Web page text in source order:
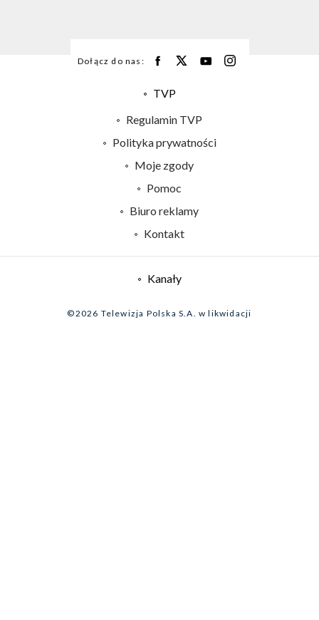
Dołącz do nas:
TVP
Centrum informacji TVP
Naziemna Telewizja Cyfrowa
System NOS
Biuro Reklamy
Regulamin TVP
Polityka prywatności
Moje zgody
Pomoc
Biuro reklamy
Kontakt
Kanały
©2026 Telewizja Polska S.A. w likwidacji